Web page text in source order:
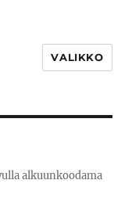
VALIKKO
alkuunkoodama